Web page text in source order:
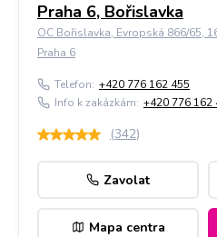
Praha 6, Bořislavka
OC Bořislavka, Evropská 866/65,
Praha 6
Telefon: +420 776 162 455
Info k zakázkám: +420 776 162
(342)
Zavolat
Mapa centra